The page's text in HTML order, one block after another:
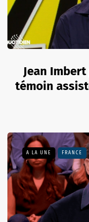
Jean
témoin
A LA UNE FRANCE